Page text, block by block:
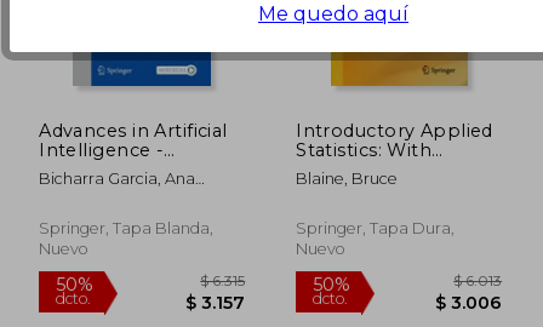
50%
dcto. $ 6.481
50%
dcto. $
Advances in Artificial
Intelligence -
Iberamia 2022: 17th
Ibero-American
Cartagena de Indias,
Colombia, November
(en Inglés)
Bicharra Garcia, Ana
Rodríguez Ribón, Julio
Cesar
Springer, Tapa Blanda,
Nuevo
Introductory Applied
Statistics: With
Resampling Methods
& R (en Inglés)
Blaine, Bruce
Springer, Tapa Dura,
Nuevo
Me quedo aquí